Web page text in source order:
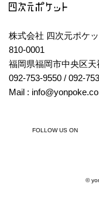
株式会社 四次元ポケ
810-0001
福岡県福岡市中央区天
092-753-9550 / 092-
Mail :
FOLLOW US ON
©